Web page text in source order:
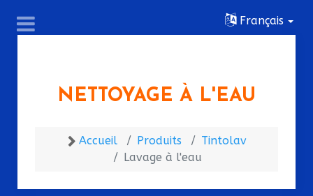
Français
NETTOYAGE À L'EAU
Accueil Produits
Tintolav
Lavage à l'eau